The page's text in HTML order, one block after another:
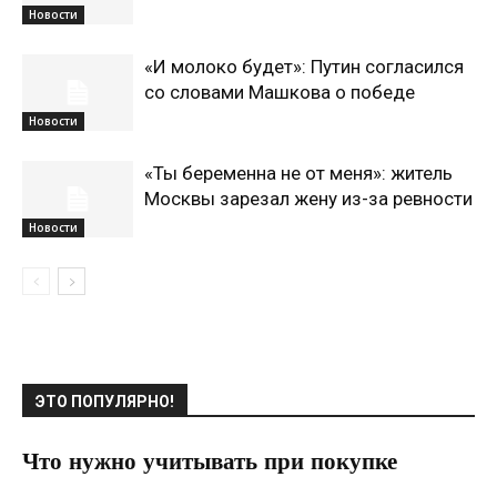
Новости
Новости
«И молоко будет»: Путин согласился
со словами Машкова о победе
Новости
«Ты беременна не от меня»: житель
Москвы зарезал жену из-за ревности
ЭТО ПОПУЛЯРНО!
Что нужно учитывать при покупке